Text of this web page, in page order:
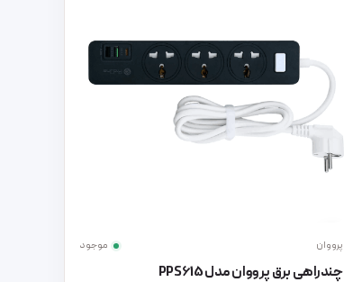
پرووان موجود
چندراهی برق پرووان مدل PPS615